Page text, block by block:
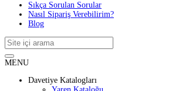
Sıkça Sorulan Sorular
Nasıl Sipariş Verebilirim?
Blog
MENU
Davetiye Katalogları